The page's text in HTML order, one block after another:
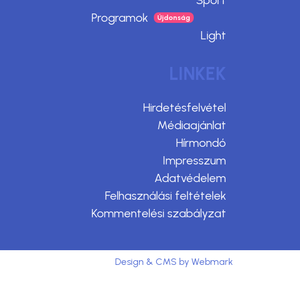
Programok
Light
LINKEK
Hirdetésfelvétel
Médiaajánlat
Hírmondó
Impresszum
Adatvédelem
Felhasználási feltételek
Kommentelési szabályzat
Design & CMS by Webmark